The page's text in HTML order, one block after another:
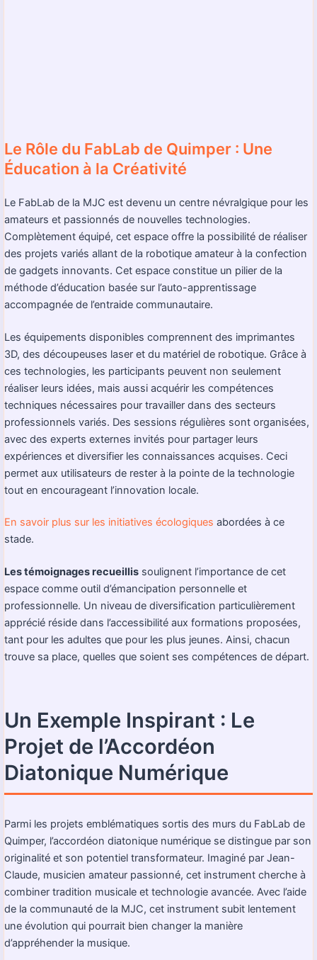
Le Rôle du FabLab de Quimper : Une
Éducation à la Créativité
Le FabLab de la MJC est devenu un centre névralgique pour les
amateurs et passionnés de nouvelles technologies.
Complètement équipé, cet espace offre la possibilité de réaliser
des projets variés allant de la robotique amateur à la confection
de gadgets innovants. Cet espace constitue un pilier de la
méthode d’éducation basée sur l’auto-apprentissage
accompagnée de l’entraide communautaire.
Les équipements disponibles comprennent des imprimantes
3D, des découpeuses laser et du matériel de robotique. Grâce à
ces technologies, les participants peuvent non seulement
réaliser leurs idées, mais aussi acquérir les compétences
techniques nécessaires pour travailler dans des secteurs
professionnels variés. Des sessions régulières sont organisées,
avec des experts externes invités pour partager leurs
expériences et diversifier les connaissances acquises. Ceci
permet aux utilisateurs de rester à la pointe de la technologie
tout en encourageant l’innovation locale.
En savoir plus sur les initiatives écologiques abordées à ce
stade.
Les témoignages recueillis soulignent l’importance de cet
espace comme outil d’émancipation personnelle et
professionnelle. Un niveau de diversification particulièrement
apprécié réside dans l’accessibilité aux formations proposées,
tant pour les adultes que pour les plus jeunes. Ainsi, chacun
trouve sa place, quelles que soient ses compétences de départ.
Un Exemple Inspirant : Le
Projet de l’Accordéon
Diatonique Numérique
Parmi les projets emblématiques sortis des murs du FabLab de
Quimper, l’accordéon diatonique numérique se distingue par son
originalité et son potentiel transformateur. Imaginé par Jean-
Claude, musicien amateur passionné, cet instrument cherche à
combiner tradition musicale et technologie avancée. Avec l’aide
de la communauté de la MJC, cet instrument subit lentement
une évolution qui pourrait bien changer la manière
d’appréhender la musique.